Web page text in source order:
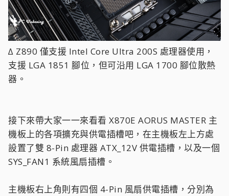
∆ Z890 僅支援 Intel Core Ultra 200S 處理器使用，
支援 LGA 1851 腳位，但可沿用 LGA 1700 腳位散熱
器。
接下來帶大家一一來看看 X870E AORUS MASTER 主
機板上的各項擴充與供電插槽吧，在主機板左上方處
設置了雙 8-Pin 處理器 ATX_12V 供電插槽，以及一個
SYS_FAN1 系統風扇插槽。
主機板右上角則有四個 4-Pin 風扇供電插槽，分別為